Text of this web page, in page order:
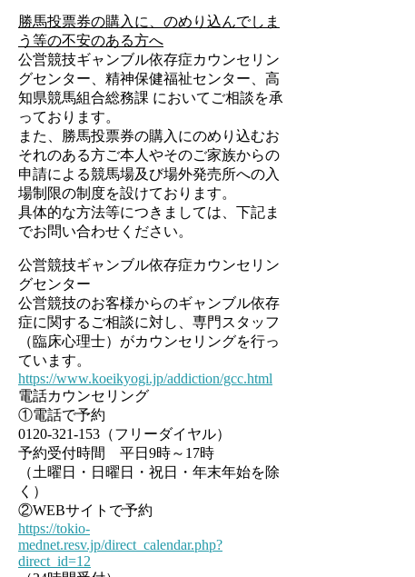
勝馬投票券の購入に、のめり込んでしま
う等の不安のある方へ
公営競技ギャンブル依存症カウンセリン
グセンター、精神保健福祉センター、高
知県競馬組合総務課 においてご相談を承
っております。
また、勝馬投票券の購入にのめり込むお
それのある方ご本人やそのご家族からの
申請による競馬場及び場外発売所への入
場制限の制度を設けております。
具体的な方法等につきましては、下記ま
でお問い合わせください。
公営競技ギャンブル依存症カウンセリン
グセンター
公営競技のお客様からのギャンブル依存
症に関するご相談に対し、専門スタッフ
（臨床心理士）がカウンセリングを行っ
ています。
https://www.koeikyogi.jp/addiction/gcc.html
電話カウンセリング
①電話で予約
0120-321-153（フリーダイヤル）
予約受付時間 平日9時～17時
（土曜日・日曜日・祝日・年末年始を除
く）
②WEBサイトで予約
https://tokio-
mednet.resv.jp/direct_calendar.php?
direct_id=12